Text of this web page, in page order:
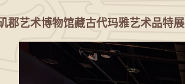
郡艺术博物馆藏古代玛雅艺术品特展